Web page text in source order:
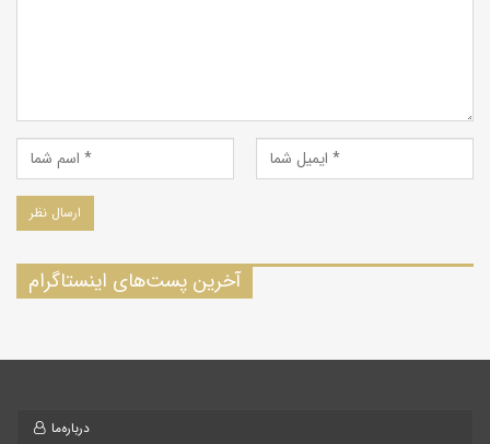
آخرین پست‌های اینستاگرام
درباره‌ما